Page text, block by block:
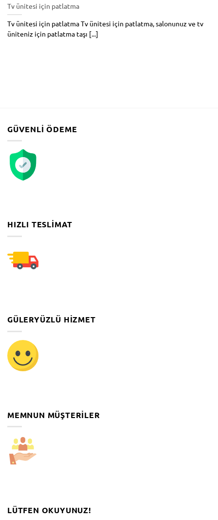
Tv ünitesi için patlatma
Tv ünitesi için patlatma Tv ünitesi için patlatma, salonunuz ve tv
üniteniz için patlatma taşı [...]
GÜVENLI ÖDEME
HIZLI TESLIMAT
GÜLERYÜZLÜ HIZMET
MEMNUN MÜŞTERILER
LÜTFEN OKUYUNUZ!